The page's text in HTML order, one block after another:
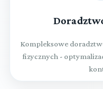
Kompleksowe
fizycznych -